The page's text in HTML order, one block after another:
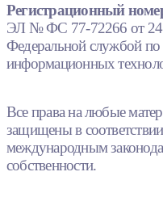
Регистрационный
ЭЛ № ФС 77-72266 от
Федеральной службой по
информационных
Все права на любые
защищены в
международным
собственности.